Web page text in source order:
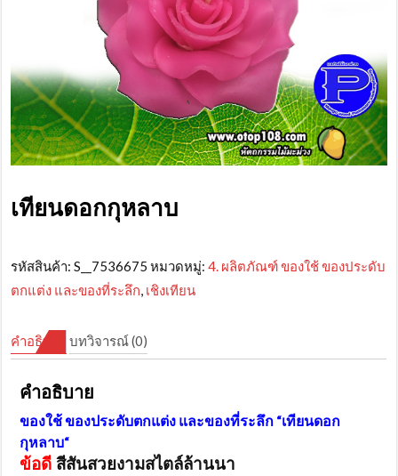
เทียนดอกกุหลาบ
รหัสสินค้า:S__7536675 หมวดหมู่:4. ผลิตภัณฑ์ ของใช้ ของประดับ
ตกแต่ง และของที่ระลึก, เชิงเทียน
คำอธิบาย บทวิจารณ์ (0)
คำอธิบาย
ของใช้ ของประดับตกแต่ง และของที่ระลึก “เทียนดอก
กุหลาบ“
ข้อดี สีสันสวยงามสไตล์ล้านนา